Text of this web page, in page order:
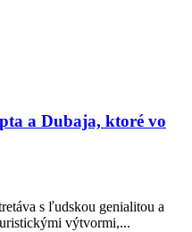
a Dubaja, ktoré vo
s ľudskou genialitou a
výtvormi,...